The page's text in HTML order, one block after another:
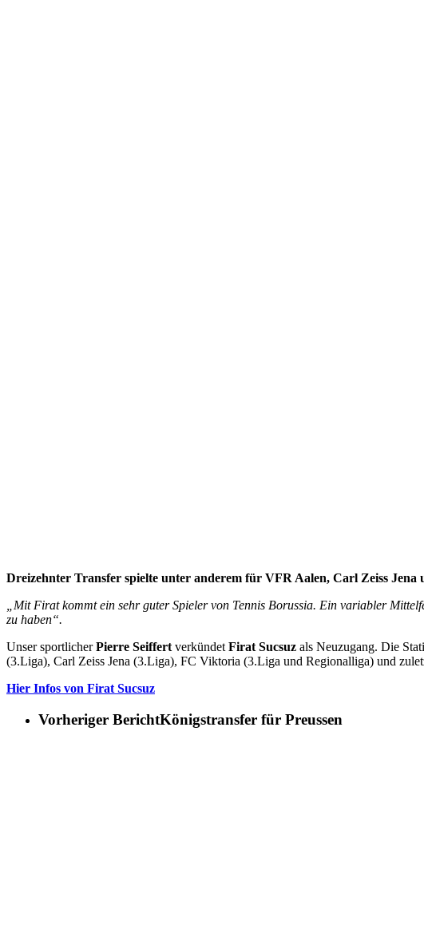
Dreizehnter Transfer spielte unter anderem für VFR Aalen, Carl Zeiss
„Mit Firat kommt ein sehr guter Spieler von Tennis Borussia. Ein variabler
zu haben“.
Unser sportlicherPierre Seiffert verkündet Firat Sucsuz als Neuzugang. Die
(3.Liga), Carl Zeiss Jena (3.Liga), FC Viktoria (3.Liga und Regionalliga) und
Hier Infos von Firat Sucsuz
Vorheriger BerichtKönigstransfer für Preussen